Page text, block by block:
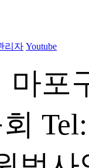
리자 Youtube
마포